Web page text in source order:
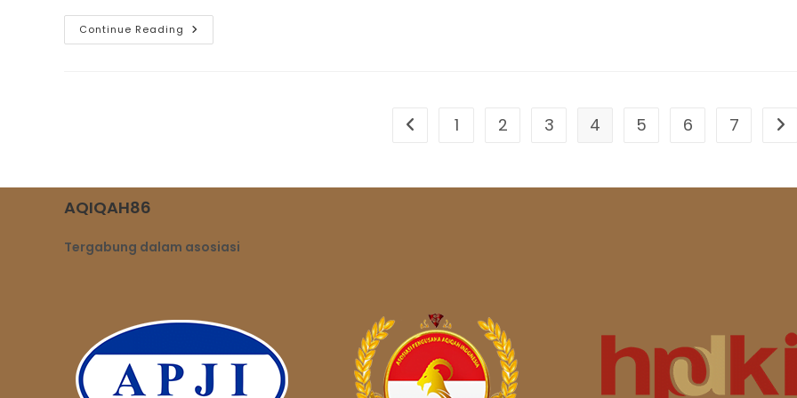
Continue Reading Baru
Saja
Go to the previous page
1 2 3 4 5 6 7
AQIQAH86
Tergabung dalam asosiasi